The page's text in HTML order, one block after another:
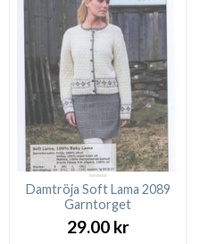
Damtröja Soft Lama 2089
Garntorget
29.00 kr